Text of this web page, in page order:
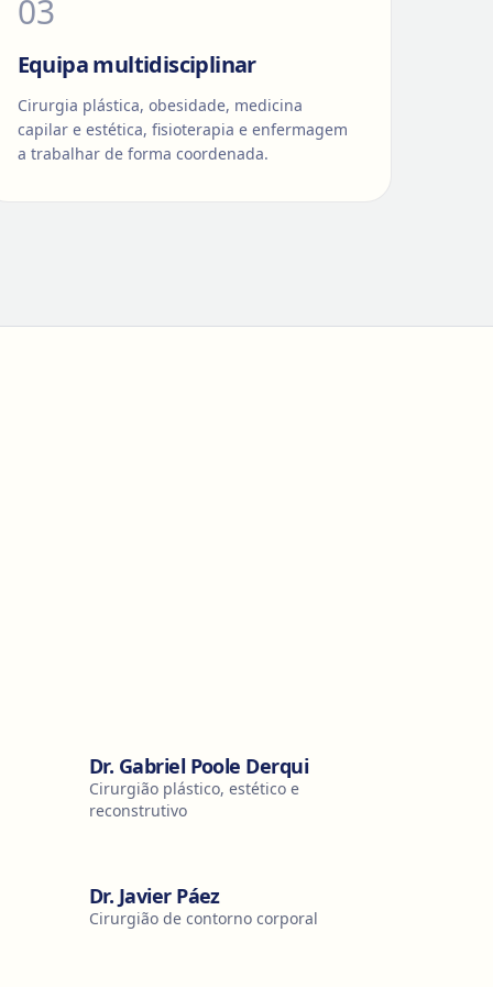
03
Equipa multidisciplinar
Cirurgia plástica, obesidade, medicina
capilar e estética, fisioterapia e enfermagem
a trabalhar de forma coordenada.
Dr. Gabriel Poole Derqui
Cirurgião plástico, estético e
reconstrutivo
Dr. Javier Páez
Cirurgião de contorno corporal